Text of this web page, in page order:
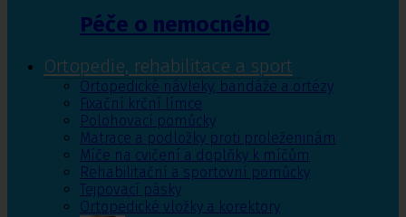
Péče o nemocného
Ortopedie, rehabilitace a sport
Ortopedické návleky, bandáže a ortézy
Fixační krční límce
Polohovací pomůcky
Matrace a podložky proti proleženinám
Míče na cvičení a doplňky k míčům
Rehabilitační a sportovní pomůcky
Tejpovací pásky
Ortopedické vložky a korektory